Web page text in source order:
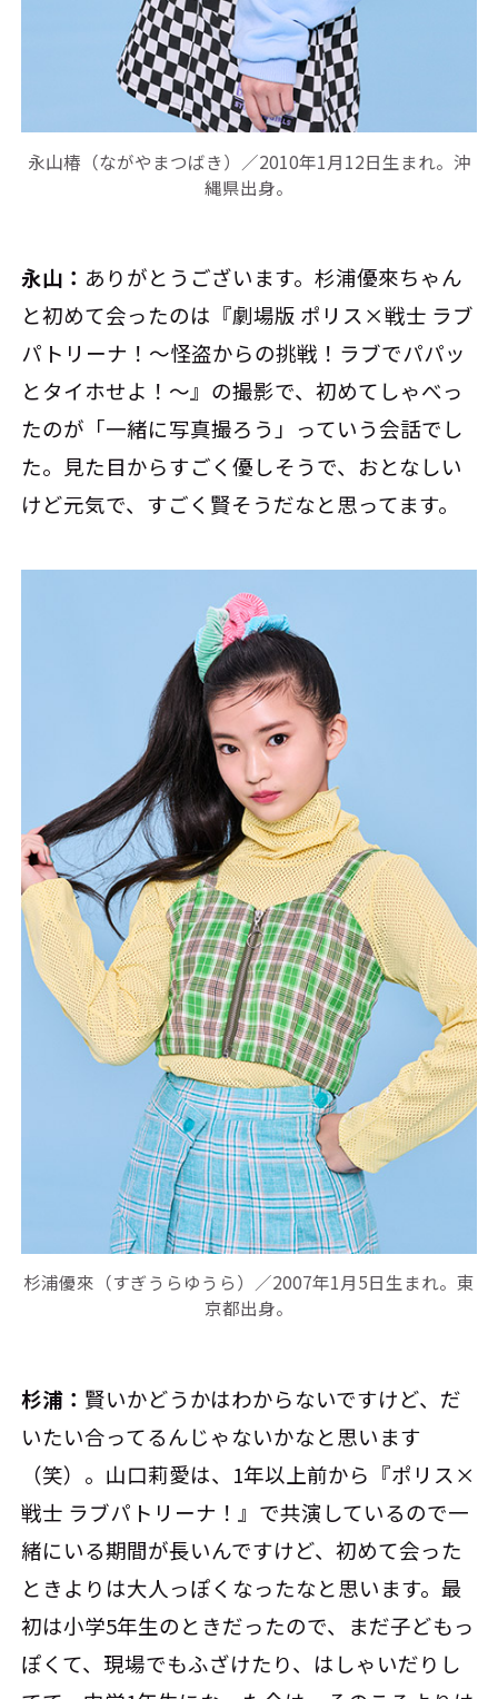
永山椿（ながやまつばき）／2010年1月12日生まれ。沖
縄県出身。
永山： ありがとうございます。杉浦優來ちゃん
と初めて会ったのは『劇場版 ポリス×戦士 ラブ
パトリーナ！～怪盗からの挑戦！ラブでパパッ
とタイホせよ！～』の撮影で、初めてしゃべっ
たのが「一緒に写真撮ろう」っていう会話でし
た。見た目からすごく優しそうで、おとなしい
けど元気で、すごく賢そうだなと思ってます。
杉浦優來（すぎうらゆうら）／2007年1月5日生まれ。東
京都出身。
杉浦： 賢いかどうかはわからないですけど、だ
いたい合ってるんじゃないかなと思います
（笑）。山口莉愛は、1年以上前から『ポリス×
戦士 ラブパトリーナ！』で共演しているので一
緒にいる期間が長いんですけど、初めて会った
ときよりは大人っぽくなったなと思います。最
初は小学5年生のときだったので、まだ子どもっ
ぽくて、現場でもふざけたり、はしゃいだりし